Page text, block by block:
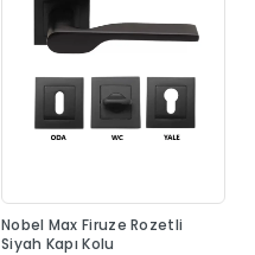
Nobel Max Firuze Rozetli
Siyah Kapı Kolu